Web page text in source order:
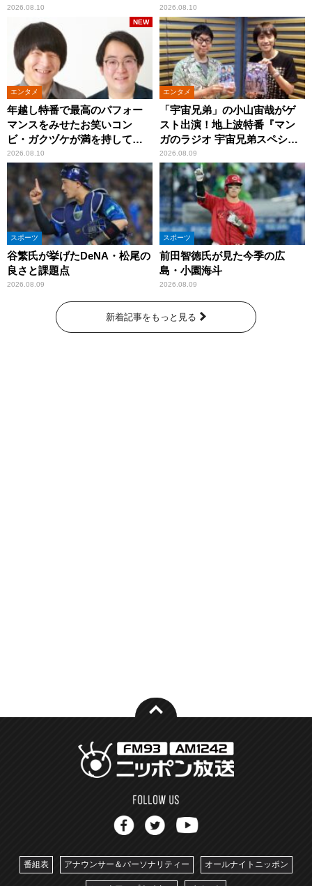
2026.08.10 2026.08.10
エンタメ
年越し特番で最高のパフォー
マンスをみせたお笑いコン
ビ・ガクヅケが満を持して
『オールナイトニッポン
0(ZERO)』に登場！
2026.08.10
NEW
エンタメ
「宇宙兄弟」の小山宙哉がゲ
スト出演！地上波特番『マン
ガのラジオ 宇宙兄弟スペシャ
ル 』
2026.08.09
スポーツ
谷繁氏が挙げたDeNA・松尾の
良さと課題点
2026.08.09
スポーツ
前田智徳氏が見た今季の広
島・小園海斗
2026.08.09
新着記事をもっと見る
番組表 アナウンサー＆パーソナリティー オールナイトニッポン